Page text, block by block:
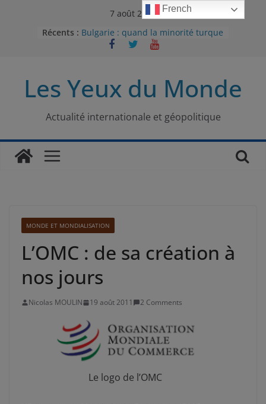
7 août 2026
Récents : Bulgarie : quand la minorité turque
était contrainte à l’effacement
mémoriel et lutte pour
l’indépendance
guerre entre le Pakistan et
Majorités numériques et réseaux
Les Yeux du Monde
Actualité internationale et géopolitique
MONDE ET MONDIALISATION
L’OMC : de sa création à
nos jours
Nicolas MOULIN 19 août 2011 2 Comments
Le logo de l’OMC
French